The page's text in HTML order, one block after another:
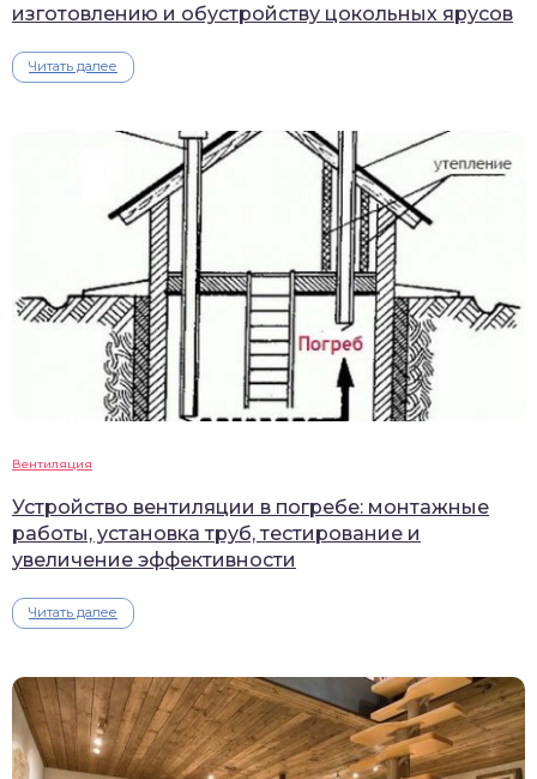
изготовлению и обустройству цокольных ярусов
Читать далее
Вентиляция
Устройство вентиляции в погребе: монтажные
работы, установка труб, тестирование и
увеличение эффективности
Читать далее